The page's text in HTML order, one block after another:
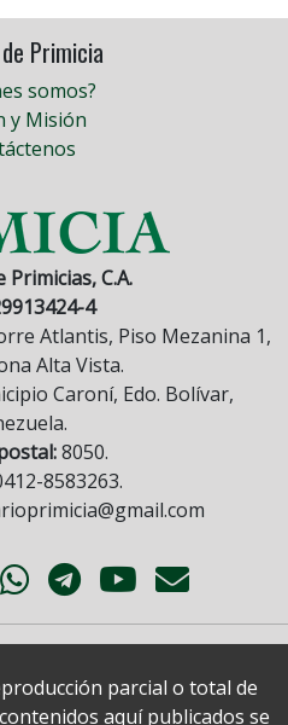
Primicia
somos?
y Misión
Primicias, C.A.
4
Atlantis, Piso Mezanina 1,
Alta Vista.
Caroní, Edo. Bolívar,
8050.
8583263.
parcial o total de
aquí publicados se